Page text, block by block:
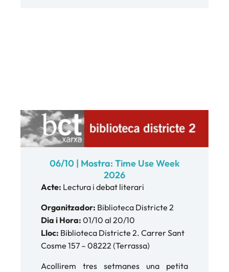
06/10 | Mostra: Time Use Week
2026
Acte: Lectura i debat literari
Organitzador: Biblioteca Districte 2
Dia i Hora: 01/10 al 20/10
Lloc: Biblioteca Districte 2. Carrer Sant
Cosme 157 – 08222 (Terrassa)
Acollirem tres setmanes una petita